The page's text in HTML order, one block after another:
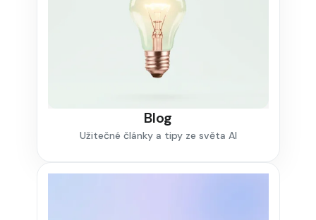
Blog
Užitečné články a tipy ze světa AI